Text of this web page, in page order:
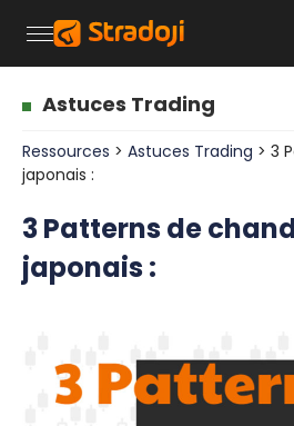
Astuces Trading
Ressources > Astuces Trading > 3
japonais :
3 Patterns de
japonais :